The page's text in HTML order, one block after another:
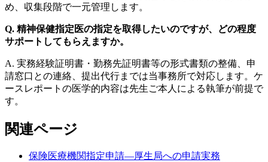
め、収集段階で一元管理します。
Q. 精神保健指定医の指定を取得したいのですが、どの程度
サポートしてもらえますか。
A. 実務経験証明書・勤務先証明書等の形式書類の整備、申
請窓口との連絡、提出代行までは当事務所で対応します。ケ
ースレポートの医学的内容は先生ご本人による執筆が前提で
す。
関連ページ
保険医療機関指定申請—厚生局への申請実務